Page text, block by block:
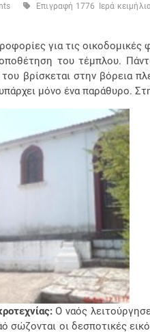
Επιγραφή 1776 Ιερά
για τις οικοδομικές
του τέμπλου.
βρίσκεται στην βόρεια
μόνο ένα παράθυρο.
Ο ναός
σώζονται οι δεσποτικές